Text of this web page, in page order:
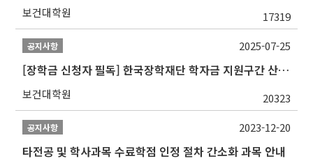
보건대학원 17319
공지사항
[장학금 신청자 필독] 한국장학재단 학자금 지원구간 산정 권고
보건대학원 20323
2025-07-25
공지사항
타전공 및 학사과목 수료학점 인정 절차 간소화 과목 안내
2023-12-20